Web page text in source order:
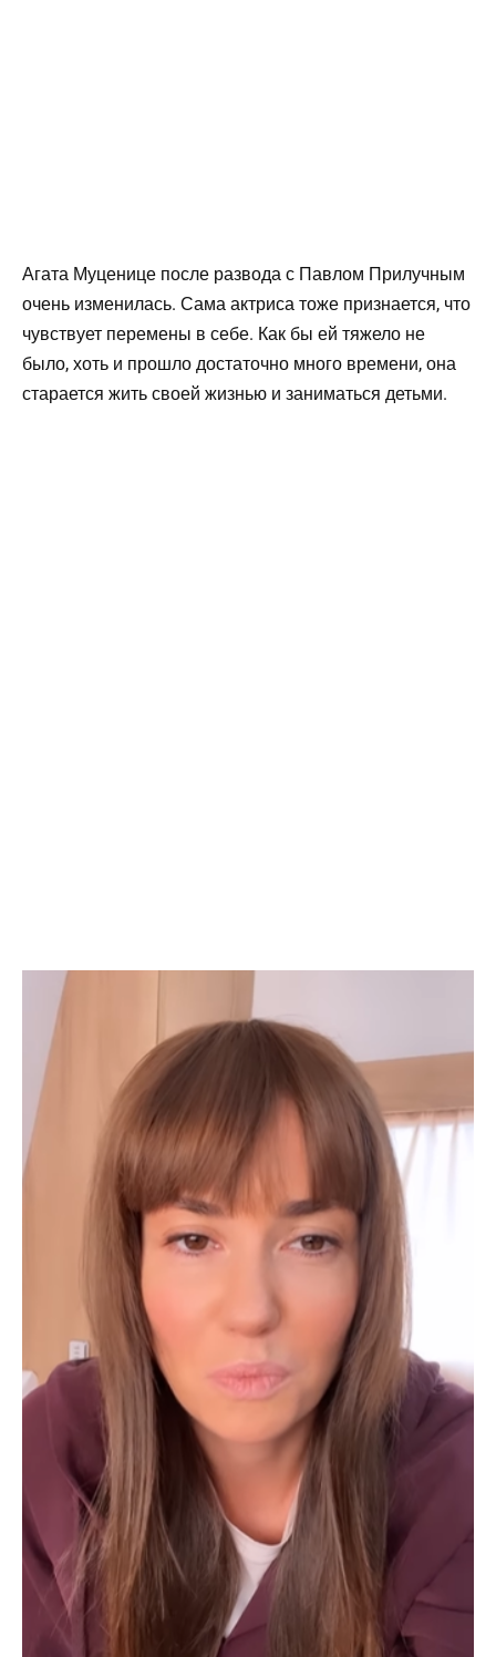
Агата Муценице после развода с Павлом Прилучным
очень изменилась. Сама актриса тоже признается, что
чувствует перемены в себе. Как бы ей тяжело не
было, хоть и прошло достаточно много времени, она
старается жить своей жизнью и заниматься детьми.